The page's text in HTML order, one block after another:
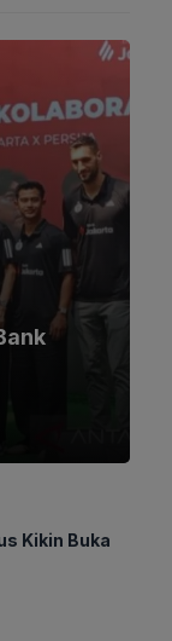
Kikin Buka